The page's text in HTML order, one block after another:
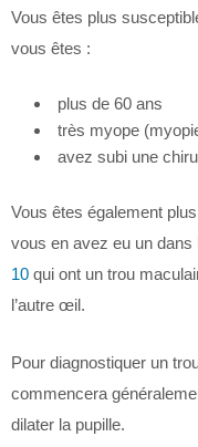
Vous êtes plus
vous êtes :
plus de 60 ans
très myope
avez subi une
Vous êtes également
vous en avez eu un
10 qui ont un trou
l’autre œil.
Pour diagnostiquer un
commencera
dilater la pupille.